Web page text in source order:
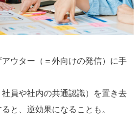
ウター（＝外向けの発信）に手
員や社内の共通認識）を置き去
と、逆効果になることも。